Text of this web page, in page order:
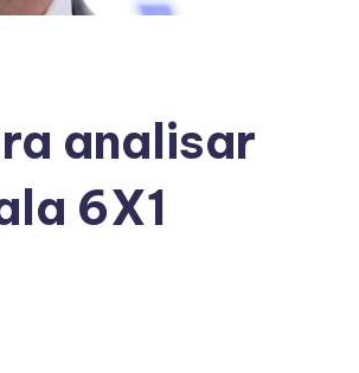
analisar
6X1